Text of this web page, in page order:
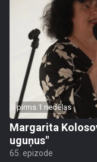
pirms 1 nedēļas
Margarita
uguņus"
65. epizode